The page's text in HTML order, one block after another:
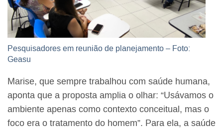
Pesquisadores em reunião de planejamento – Foto:
Geasu
Marise, que sempre trabalhou com saúde humana,
aponta que a proposta amplia o olhar: “Usávamos o
ambiente apenas como contexto conceitual, mas o
foco era o tratamento do homem”. Para ela, a saúde